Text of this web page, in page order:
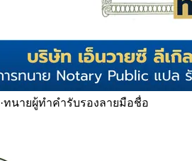
·ทนายผู้ทำคำรับรองลายมือชื่อ